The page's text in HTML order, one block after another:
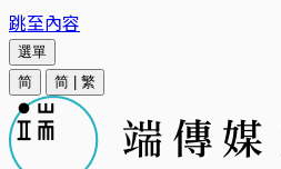
跳至內容
選單
简
简 繁